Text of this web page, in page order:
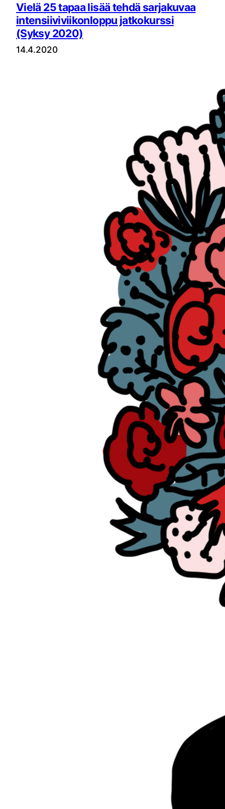
Vielä 25 tapaa lisää tehdä sarjakuvaa
intensiiviviikonloppu jatkokurssi
(Syksy 2020)
14.4.2020